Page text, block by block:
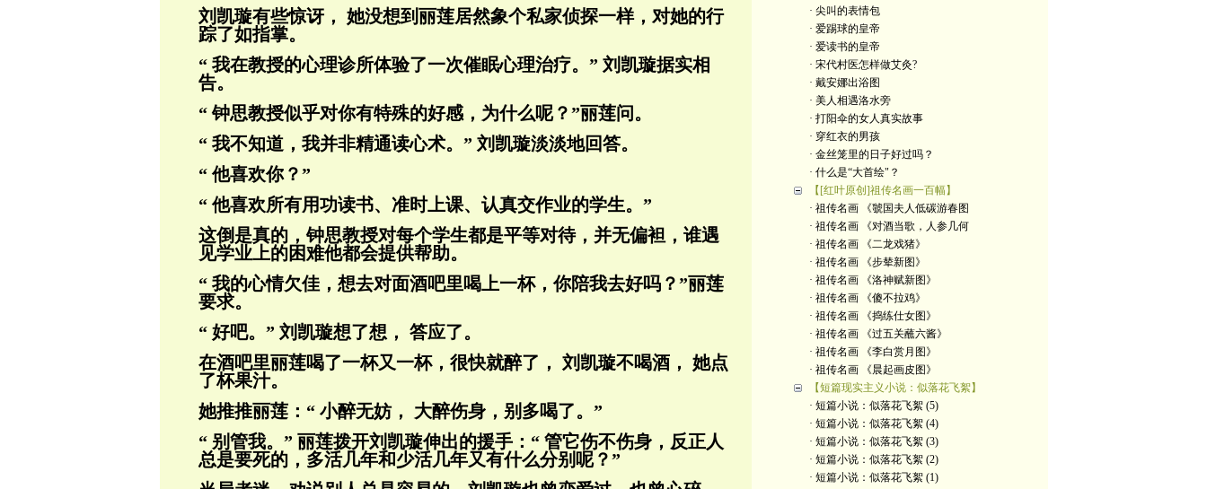
刘凯璇有些惊讶， 她没想到丽莲居然象个私家侦探一样，对她的行
踪了如指掌。
“ 我在教授的心理诊所体验了一次催眠心理治疗。” 刘凯璇据实相
告。
“ 钟思教授似乎对你有特殊的好感，为什么呢？”丽莲问。
“ 我不知道，我并非精通读心术。” 刘凯璇淡淡地回答。
“ 他喜欢你？”
“ 他喜欢所有用功读书、准时上课、认真交作业的学生。”
这倒是真的，钟思教授对每个学生都是平等对待，并无偏袒，谁遇
见学业上的困难他都会提供帮助。
“ 我的心情欠佳，想去对面酒吧里喝上一杯，你陪我去好吗？”丽莲
要求。
“ 好吧。” 刘凯璇想了想， 答应了。
在酒吧里丽莲喝了一杯又一杯，很快就醉了， 刘凯璇不喝酒， 她点
了杯果汁。
她推推丽莲：“ 小醉无妨， 大醉伤身，别多喝了。”
“ 别管我。” 丽莲拨开刘凯璇伸出的援手：“ 管它伤不伤身，反正人
总是要死的， 多活几年和少活几年又有什么分别呢？”
· 尖叫的表情包
· 爱踢球的皇帝
· 爱读书的皇帝
· ​宋代村医怎样做艾灸?
· 戴安娜出浴图
· 美人相遇洛水旁
· 打阳伞的女人真实故事
· 穿红衣的男孩
· 金丝笼里的日子好过吗？
· 什么是“大首绘"？
【[红叶原创]祖传名画一百幅】
· 祖传名画 《虢国夫人低碳游春图
· 祖传名画 《对酒当歌，人参几何
· 祖传名画 《二龙戏猪》
· 祖传名画 《步辇新图》
· 祖传名画 《洛神赋新图》
· 祖传名画 《傻不拉鸡》
· 祖传名画 《捣练仕女图》
· 祖传名画 《过五关蘸六酱》
· 祖传名画 《李白赏月图》
· 祖传名画 《晨起画皮图》
【短篇现实主义小说：似落花飞絮】
· 短篇小说：似落花飞絮 (5)
· 短篇小说：似落花飞絮 (4)
· 短篇小说：似落花飞絮 (3)
· 短篇小说：似落花飞絮 (2)
· 短篇小说：似落花飞絮 (1)